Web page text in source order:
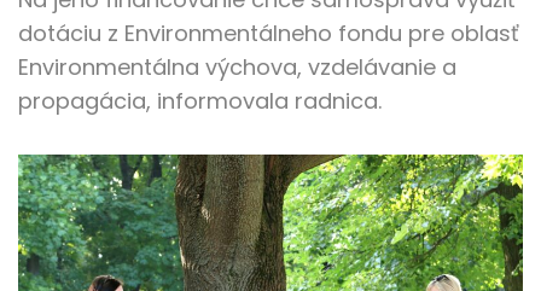
dotáciu z Environmentálneho fondu pre oblasť
Environmentálna výchova, vzdelávanie a
propagácia, informovala radnica.